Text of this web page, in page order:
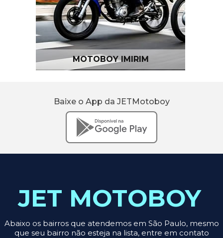
MOTOBOY IMIRIM
Baixe o App da JETMotoboy
JET MOTOBOY
Abaixo os bairros que atendemos em São Paulo, mesmo
que seu bairro não esteja na lista, entre em contato